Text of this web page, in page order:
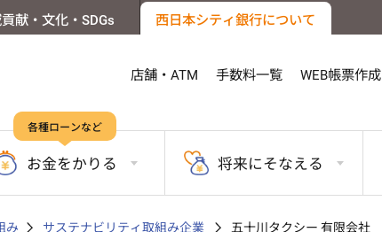
献・文化・SDGs 西日本シティ銀行について
店舗・ATM 手数料一覧 WEB帳票作成
各種ローンなど
お金をかりる 将来にそなえる
み サステナビリティ取組み企業 五十川タクシー 有限会社